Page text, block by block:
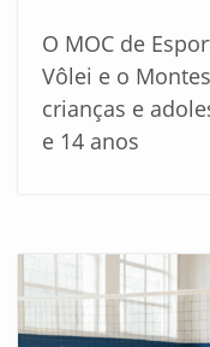
O MOC de
Vôlei e o
crianças e
e 14 anos